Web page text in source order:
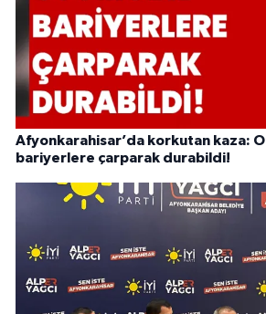
Afyonkarahisar’da korkutan kaza:
bariyerlere çarparak durabildi!